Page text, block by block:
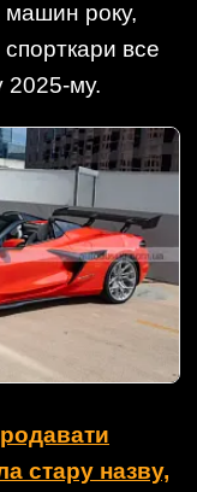
машин року,
все
2025-му.
стару назву,